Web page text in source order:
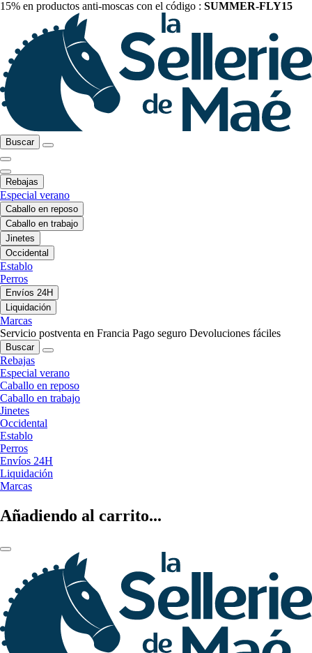
15% en productos anti-moscas con el código : SUMMER-FLY15
Buscar
Rebajas
Especial verano
Caballo en reposo
Caballo en trabajo
Jinetes
Occidental
Establo
Perros
Envíos 24H
Liquidación
Marcas
Servicio postventa en Francia Pago seguro Devoluciones fáciles
Buscar
Rebajas
Especial verano
Caballo en reposo
Caballo en trabajo
Jinetes
Occidental
Establo
Perros
Envíos 24H
Liquidación
Marcas
Añadiendo al carrito...